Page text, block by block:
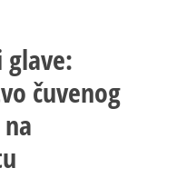
glave:
čuvenog